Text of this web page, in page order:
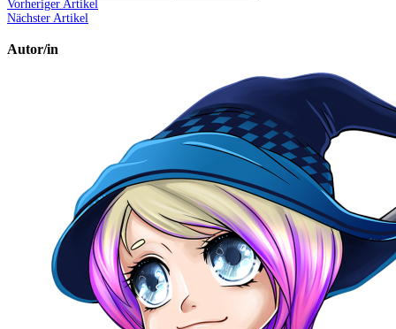
Vorheriger Artikel
Nächster Artikel
Autor/in